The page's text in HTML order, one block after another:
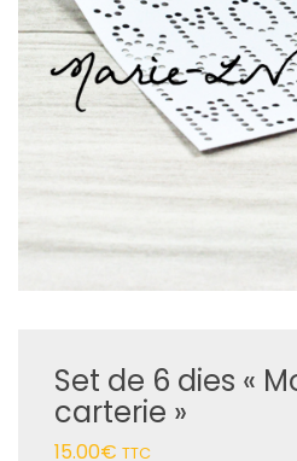
Set de 6 dies «
carterie »
15.00€ TTC